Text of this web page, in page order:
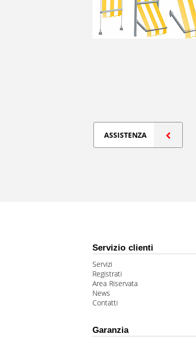
ASSISTENZA
Servizio clienti
Servizi
Registrati
Area Riservata
News
Contatti
Garanzia